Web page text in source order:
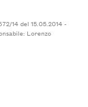
14 del 15.05.2014 -
Lorenzo